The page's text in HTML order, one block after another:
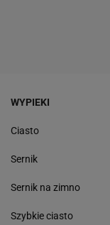
WYPIEKI
Ciasto
Sernik
Sernik na zimno
Szybkie ciasto